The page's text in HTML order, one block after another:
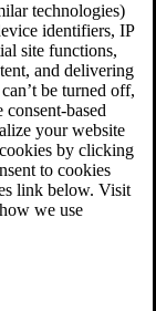
technologies)
identifiers, IP
site functions,
and delivering
be turned off,
based
your website
by clicking
to cookies
link below. Visit
we use